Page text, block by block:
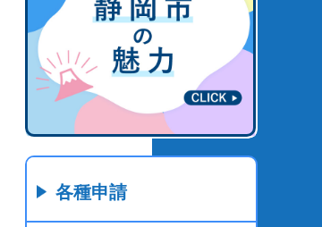
各種申請